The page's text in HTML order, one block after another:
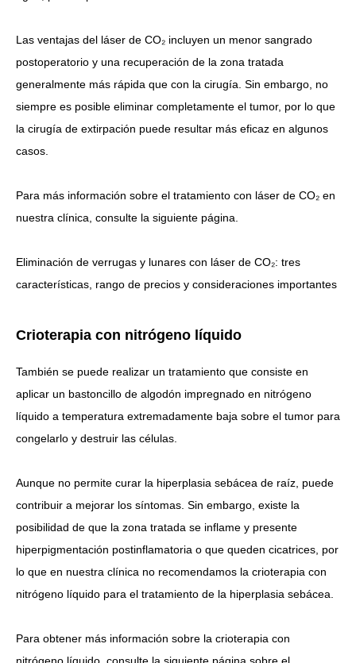
Las ventajas del láser de CO₂ incluyen un menor sangrado
postoperatorio y una recuperación de la zona tratada
generalmente más rápida que con la cirugía. Sin embargo, no
siempre es posible eliminar completamente el tumor, por lo que
la cirugía de extirpación puede resultar más eficaz en algunos
casos.
Para más información sobre el tratamiento con láser de CO₂ en
nuestra clínica, consulte la siguiente página.
Eliminación de verrugas y lunares con láser de CO₂: tres
características, rango de precios y consideraciones importantes
Crioterapia con nitrógeno líquido
También se puede realizar un tratamiento que consiste en
aplicar un bastoncillo de algodón impregnado en nitrógeno
líquido a temperatura extremadamente baja sobre el tumor para
congelarlo y destruir las células.
Aunque no permite curar la hiperplasia sebácea de raíz, puede
contribuir a mejorar los síntomas. Sin embargo, existe la
posibilidad de que la zona tratada se inflame y presente
hiperpigmentación postinflamatoria o que queden cicatrices, por
lo que en nuestra clínica no recomendamos la crioterapia con
nitrógeno líquido para el tratamiento de la hiperplasia sebácea.
Para obtener más información sobre la crioterapia con
nitrógeno líquido, consulte la siguiente página sobre el